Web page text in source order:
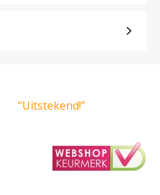
“Uitstekend!”